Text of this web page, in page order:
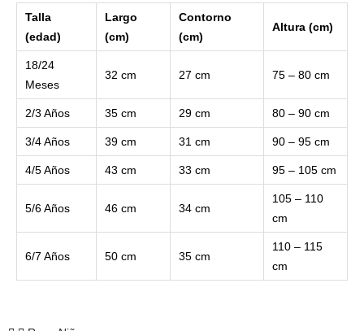
Talla
(edad)
Largo
(cm)
Contorno
(cm)
Altura (cm)
18/24
Meses
32 cm 27 cm 75 – 80 cm
2/3 Años 35 cm 29 cm 80 – 90 cm
3/4 Años 39 cm 31 cm 90 – 95 cm
4/5 Años 43 cm 33 cm 95 – 105 cm
5/6 Años 46 cm 34 cm
105 – 110
cm
6/7 Años 50 cm 35 cm
110 – 115
cm